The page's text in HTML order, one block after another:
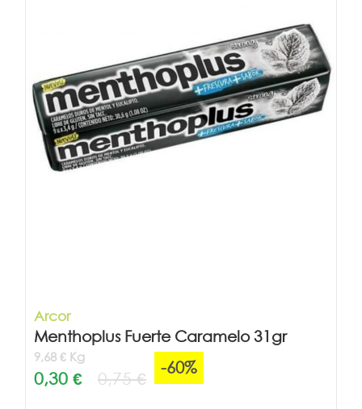
Arcor
Menthoplus Fuerte Caramelo 31gr
9,68 € Kg
0,30 € 0,75 €
-60%